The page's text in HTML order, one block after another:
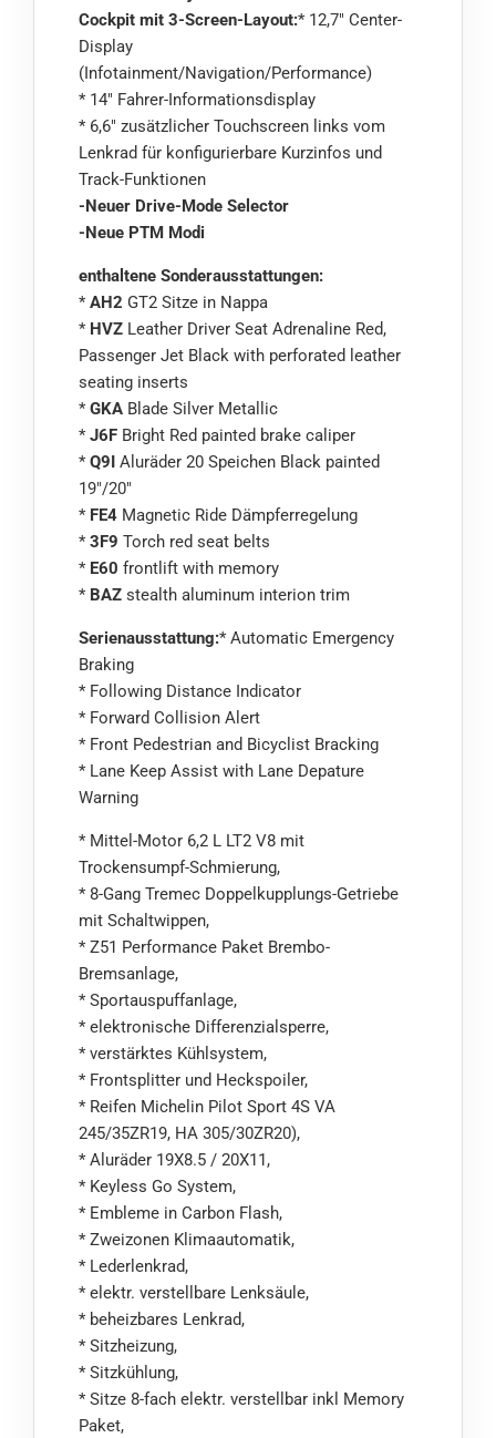
Cockpit mit 3-Screen-Layout:* 12,7″ Center-
Display
(Infotainment/Navigation/Performance)
* 14″ Fahrer-Informationsdisplay
* 6,6″ zusätzlicher Touchscreen links vom
Lenkrad für konfigurierbare Kurzinfos und
Track-Funktionen
-Neuer Drive-Mode Selector
-Neue PTM Modi
enthaltene Sonderausstattungen:
* AH2 GT2 Sitze in Nappa
* HVZ Leather Driver Seat Adrenaline Red,
Passenger Jet Black with perforated leather
seating inserts
* GKA Blade Silver Metallic
* J6F Bright Red painted brake caliper
* Q9I Aluräder 20 Speichen Black painted
19"/20"
* FE4 Magnetic Ride Dämpferregelung
* 3F9 Torch red seat belts
* E60 frontlift with memory
* BAZ stealth aluminum interion trim
Serienausstattung:* Automatic Emergency
Braking
* Following Distance Indicator
* Forward Collision Alert
* Front Pedestrian and Bicyclist Bracking
* Lane Keep Assist with Lane Depature
Warning
* Mittel-Motor 6,2 L LT2 V8 mit
Trockensumpf-Schmierung,
* 8-Gang Tremec Doppelkupplungs-Getriebe
mit Schaltwippen,
* Z51 Performance Paket Brembo-
Bremsanlage,
* Sportauspuffanlage,
* elektronische Differenzialsperre,
* verstärktes Kühlsystem,
* Frontsplitter und Heckspoiler,
* Reifen Michelin Pilot Sport 4S VA
245/35ZR19, HA 305/30ZR20),
* Aluräder 19X8.5 / 20X11,
* Keyless Go System,
* Embleme in Carbon Flash,
* Zweizonen Klimaautomatik,
* Lederlenkrad,
* elektr. verstellbare Lenksäule,
* beheizbares Lenkrad,
* Sitzheizung,
* Sitzkühlung,
* Sitze 8-fach elektr. verstellbar inkl Memory
Paket,